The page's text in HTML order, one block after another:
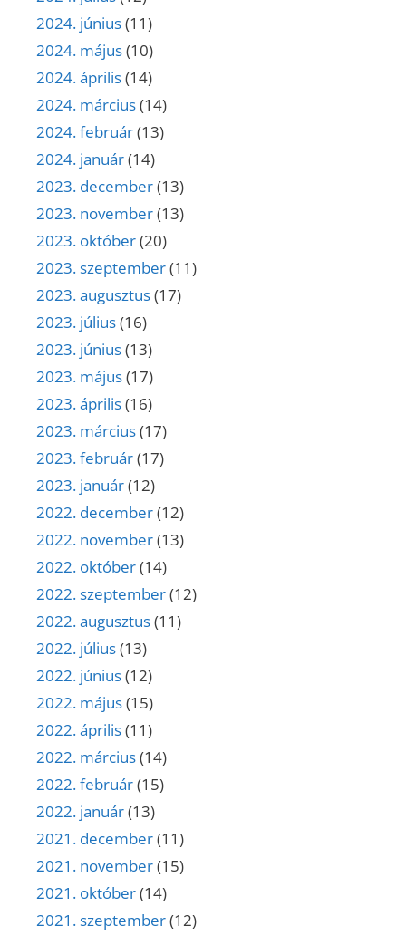
2024. június(11)
2024. május(10)
2024. április(14)
2024. március(14)
2024. február(13)
2024. január(14)
2023. december(13)
2023. november(13)
2023. október(20)
2023. szeptember(11)
2023. augusztus(17)
2023. július(16)
2023. június(13)
2023. május(17)
2023. április(16)
2023. március(17)
2023. február(17)
2023. január(12)
2022. december(12)
2022. november(13)
2022. október(14)
2022. szeptember(12)
2022. augusztus(11)
2022. július(13)
2022. június(12)
2022. május(15)
2022. április(11)
2022. március(14)
2022. február(15)
2022. január(13)
2021. december(11)
2021. november(15)
2021. október(14)
2021. szeptember(12)